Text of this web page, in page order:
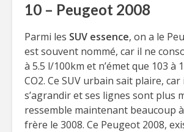
10 – Peugeot 2008
Parmi les SUV essence, on a le
est souvent nommé, car il ne
à 5.5 l/100km et n’émet que 103 à
CO2. Ce SUV urbain sait plaire, car
s’agrandir et ses lignes sont plus
ressemble maintenant beaucoup
frère le 3008. Ce Peugeot 2008,